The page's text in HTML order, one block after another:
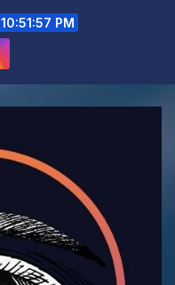
10:51:58 PM